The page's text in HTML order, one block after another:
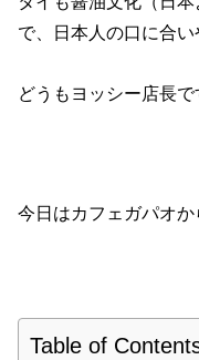
で、日本人の口に合い
どうもヨッシー店長で
今日はカフェガパオか
Table of